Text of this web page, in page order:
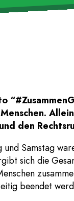
den
und Samstag
sich die
beendet